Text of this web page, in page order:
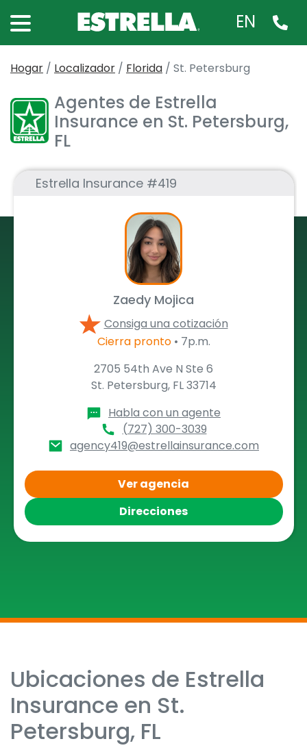
EN
Hogar / Localizador / Florida / St. Petersburg
Agentes de Estrella
Insurance en St. Petersburg,
FL
Estrella Insurance #419
Cierra pronto• 7p.m.
2705 54th Ave N Ste 6
St. Petersburg, FL 33714
Habla con un agente
(727) 300-3039
agency419@estrellainsurance.com
Zaedy Mojica
Consiga una cotización
Ver agencia
Direcciones
Skip
link
Ubicaciones de Estrella
Insurance en St.
Petersburg, FL